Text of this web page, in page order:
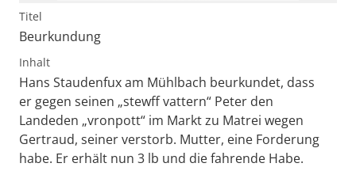
Titel
Beurkundung
Inhalt
Hans Staudenfux am Mühlbach beurkundet, dass
er gegen seinen „stewff vattern“ Peter den
Landeden „vronpott“ im Markt zu Matrei wegen
Gertraud, seiner verstorb. Mutter, eine Forderung
habe. Er erhält nun 3 lb und die fahrende Habe.